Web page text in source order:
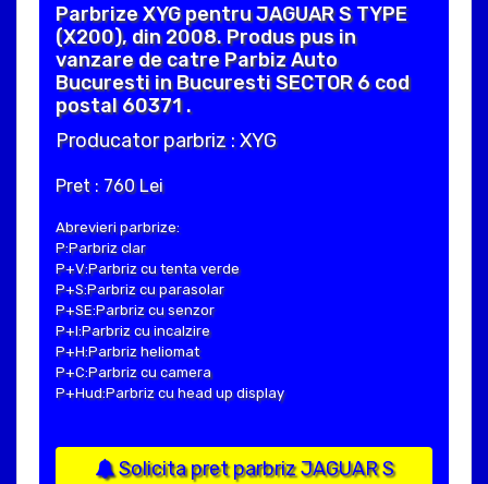
Parbrize XYG pentru JAGUAR S TYPE
(X200), din 2008. Produs pus in
vanzare de catre Parbiz Auto
Bucuresti in Bucuresti SECTOR 6 cod
postal 60371 .
Producator parbriz : XYG
Pret : 760 Lei
Abrevieri parbrize:
P:Parbriz clar
P+V:Parbriz cu tenta verde
P+S:Parbriz cu parasolar
P+SE:Parbriz cu senzor
P+I:Parbriz cu incalzire
P+H:Parbriz heliomat
P+C:Parbriz cu camera
P+Hud:Parbriz cu head up display
Solicita pret parbriz JAGUAR S